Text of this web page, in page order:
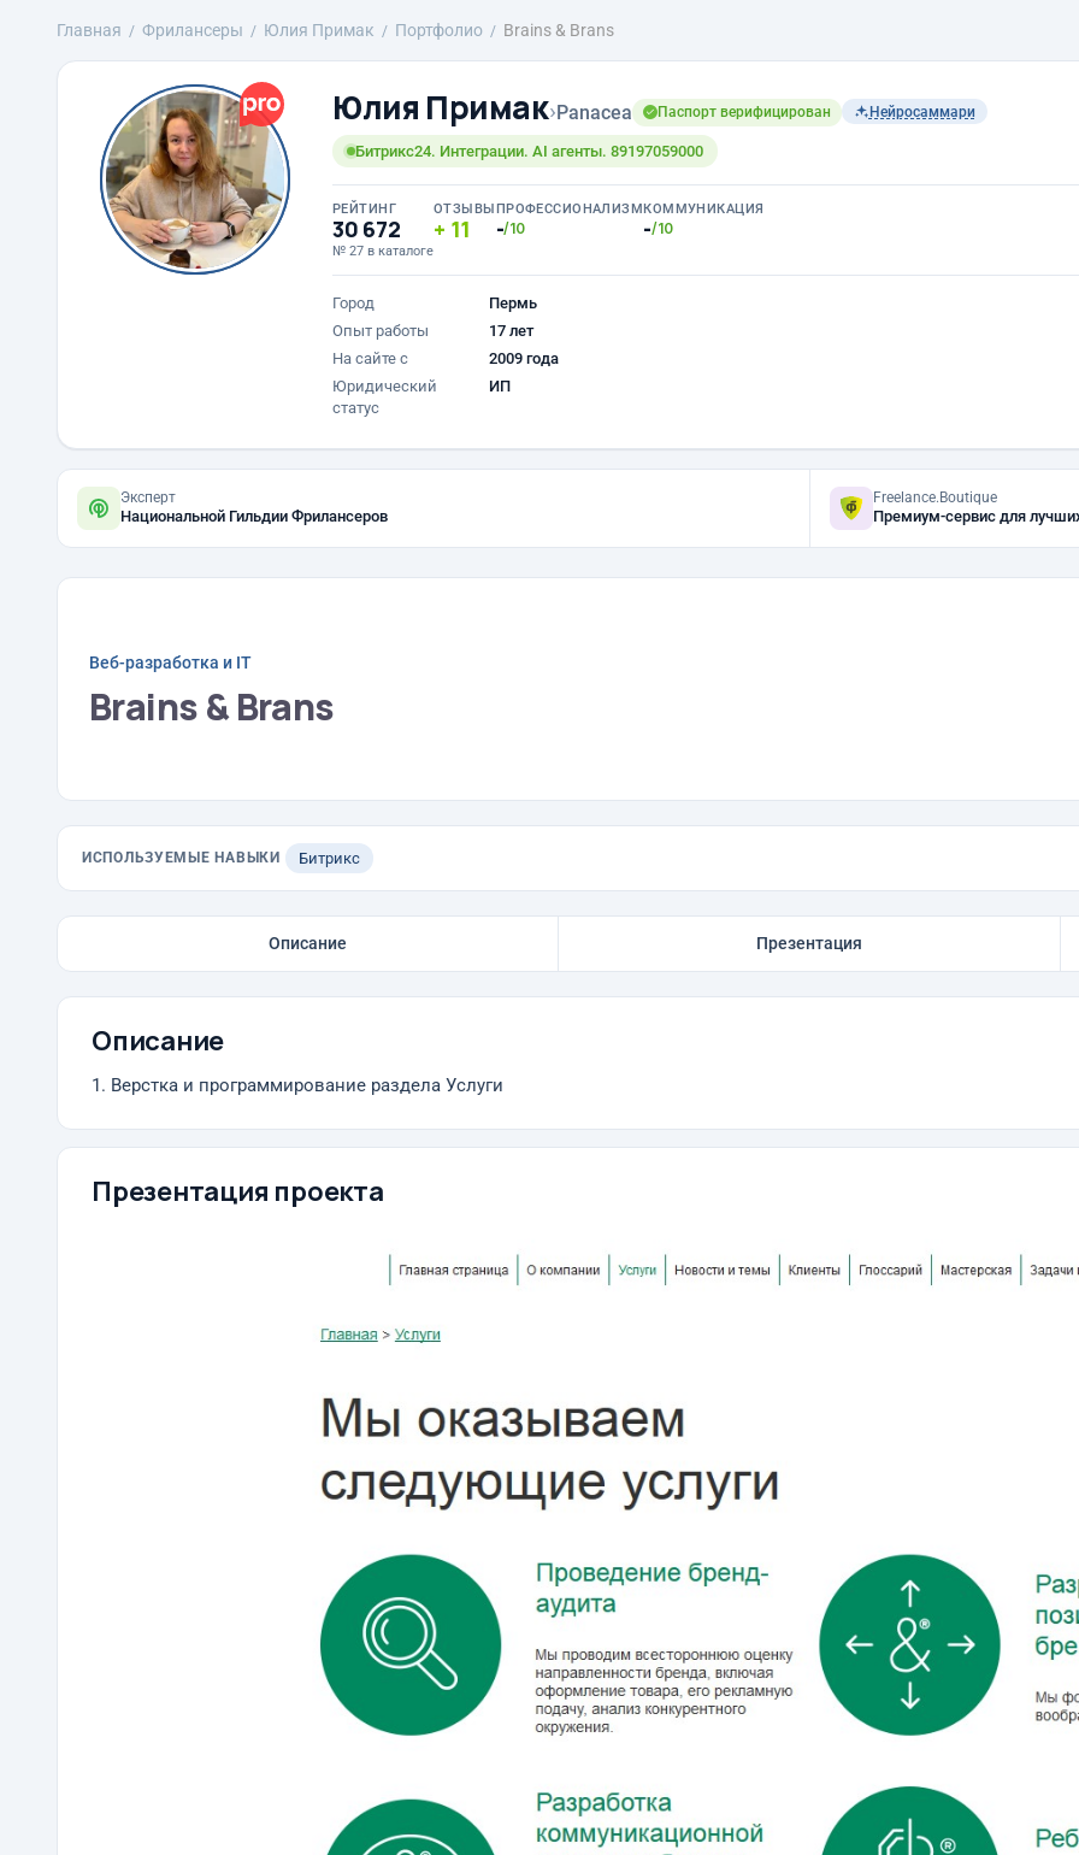
Главная Фрилансеры Юлия Примак Портфолио Brains & Brans
Юлия Примак›Panacea Паспорт верифицирован Нейросаммари
Битрикс24. Интеграции. AI агенты. 89197059000
РЕЙТИНГ
30 672
№ 27 в каталоге
ОТЗЫВЫ
11
ПРОФЕССИОНАЛИЗМ
-/10
КОММУНИКАЦИЯ
-/10
Город
Пермь
Опыт работы
17 лет
На сайте с
2009 года
Юридический
статус
ИП
Эксперт
Национальной Гильдии Фрилансеров
Freelance.Boutique
Премиум-сервис для
Веб-разработка и IT
Brains & Brans
ИСПОЛЬЗУЕМЫЕ НАВЫКИ Битрикс
Описание Презентация
Описание
1. Верстка и программирование раздела Услуги
Презентация проекта